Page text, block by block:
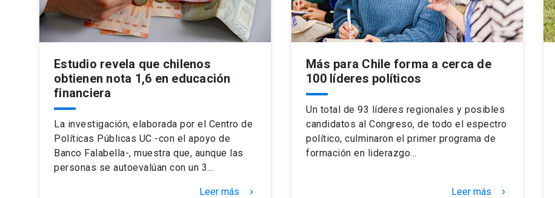
Estudio revela que chilenos
obtienen nota 1,6 en educación
financiera
La investigación, elaborada por el Centro de
Políticas Públicas UC -con el apoyo de
Banco Falabella-, muestra que, aunque las
personas se autoevalúan con un 3…
Leer más keyboard_arrow_right
Más para Chile forma a cerca de
100 líderes políticos
Un total de 93 líderes regionales y posibles
candidatos al Congreso, de todo el espectro
político, culminaron el primer programa de
formación en liderazgo…
Leer más keyboard_arrow_right